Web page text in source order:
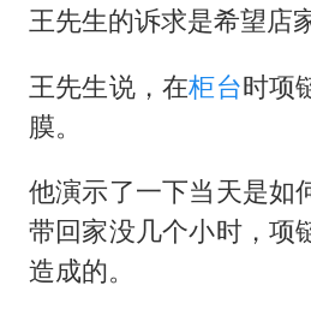
王先生的诉求是希望店
王先生说，在柜台时项
膜。
他演示了一下当天是如
带回家没几个小时，项
造成的。